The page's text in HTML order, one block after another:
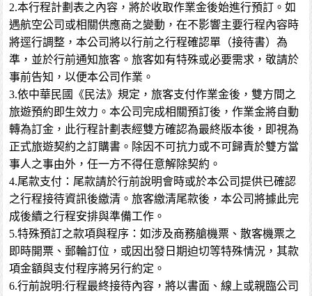
2.本行程計劃表之內容，將於收取作業金後始進行預訂。如
遇航空公司或相關供應商之變動，在不影響主要行程內容時
將逕行調整，本公司將以行前之行程確認單（接待書）為
準，並於行前通知旅客。旅客如有特殊或必要需求，敬請於
事前告知，以便本公司作業。
3.依中華民國《民法》規定，旅客支付作業金後，雙方間之
旅遊預約即生效力。本公司完成相關預訂後，作業金將自動
轉為訂金，此行程計劃表經雙方確認為最終版本後，即視為
正式旅遊契約之訂購書。除因不可抗力或不可歸責於雙方當
事人之事由外，任一方不得任意解除契約。
4.尾款支付：尾款請於行前說明會時或於本公司提供已確認
之行程接待資訊後繳清。旅客繳清尾款後，本公司將據此完
成後續之行程安排與準備工作。
5.特殊預訂之款項與程序：如涉及商務艙機票、散客機票之
即時開票、郵輪訂位，或因出發日期迫切等特殊情況，其款
項金額與支付程序將另行約定。
6.行前說明:行程最終接待內容，將以書面、線上或親臨公司